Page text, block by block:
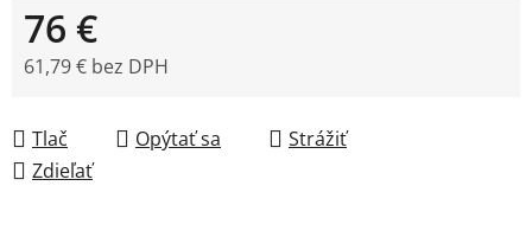
76 €
61,79 € bez DPH
Tlač
Opýtať sa
Strážiť
Zdieľať